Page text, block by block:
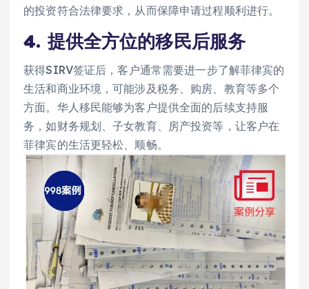
的投资符合法律要求，从而保障申请过程顺利进行。
4. 提供全方位的移民后服务
获得SIRV签证后，客户通常需要进一步了解菲律宾的
生活和商业环境，可能涉及税务、购房、教育等多个
方面。华人移民能够为客户提供全面的后续支持服
务，如财务规划、子女教育、房产投资等，让客户在
菲律宾的生活更轻松、顺畅。